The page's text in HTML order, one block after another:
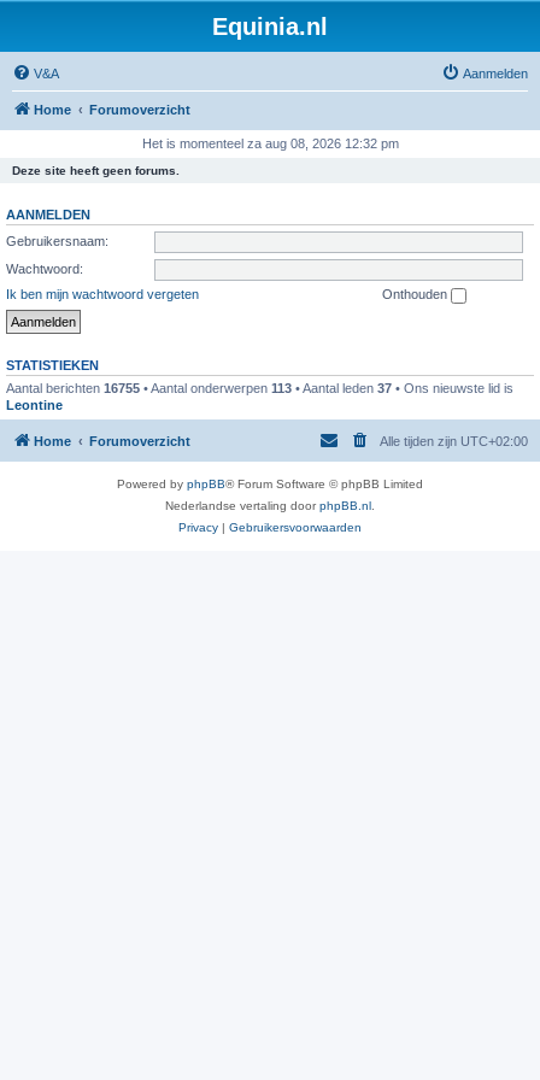
Equinia.nl
V&A Aanmelden
Home Forumoverzicht
Het is momenteel za aug 08, 2026 12:32 pm
Deze site heeft geen forums.
AANMELDEN
Gebruikersnaam:
Wachtwoord:
Ik ben mijn wachtwoord vergeten
Onthouden
STATISTIEKEN
Aantal berichten 16755 • Aantal onderwerpen 113 • Aantal leden 37 • Ons nieuwste lid is
Leontine
Home Forumoverzicht Alle tijden zijn UTC+02:00
Powered by phpBB® Forum Software © phpBB Limited
Nederlandse vertaling doorphpBB.nl
Privacy | Gebruikersvoorwaarden